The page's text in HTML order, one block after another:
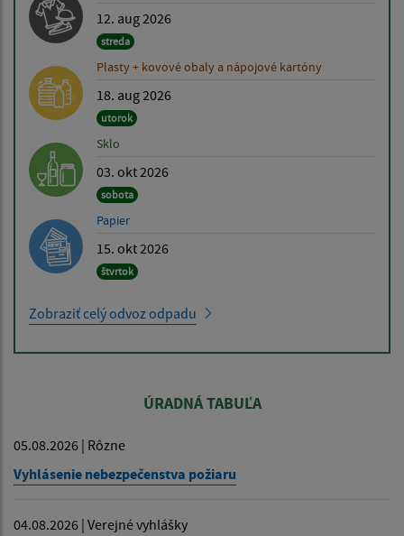
12. aug 2026
streda
Plasty + kovové obaly a nápojové kartóny
18. aug 2026
utorok
Sklo
03. okt 2026
sobota
Papier
15. okt 2026
štvrtok
Zobraziť celý odvoz odpadu
ÚRADNÁ TABUĽA
05.08.2026 | Rôzne
Vyhlásenie nebezpečenstva požiaru
04.08.2026 | Verejné vyhlášky